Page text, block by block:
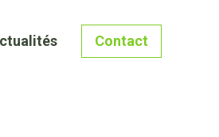
Contact